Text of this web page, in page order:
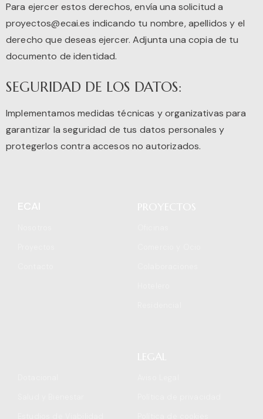
Para ejercer estos derechos, envía una solicitud a
proyectos@ecai.es indicando tu nombre, apellidos y el
derecho que deseas ejercer. Adjunta una copia de tu
documento de identidad.
SEGURIDAD DE LOS DATOS:
Implementamos medidas técnicas y organizativas para
garantizar la seguridad de tus datos personales y
protegerlos contra accesos no autorizados.